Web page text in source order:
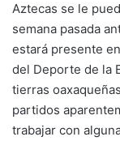
Aztecas se le
semana pasada
estará presente
del Deporte de la
tierras
partidos
trabajar con